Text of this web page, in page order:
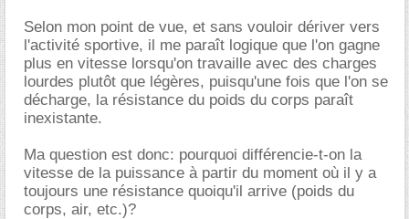
Selon mon point de vue, et sans vouloir dériver vers
l'activité sportive, il me paraît logique que l'on gagne
plus en vitesse lorsqu'on travaille avec des charges
lourdes plutôt que légères, puisqu'une fois que l'on se
décharge, la résistance du poids du corps paraît
inexistante.
Ma question est donc: pourquoi différencie-t-on la
vitesse de la puissance à partir du moment où il y a
toujours une résistance quoiqu'il arrive (poids du
corps, air, etc.)?